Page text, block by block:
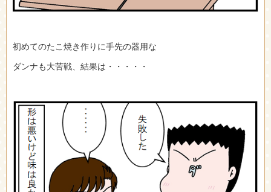
初めてのたこ焼き作りに手先の器用な
ダンナも大苦戦、結果は・・・・・